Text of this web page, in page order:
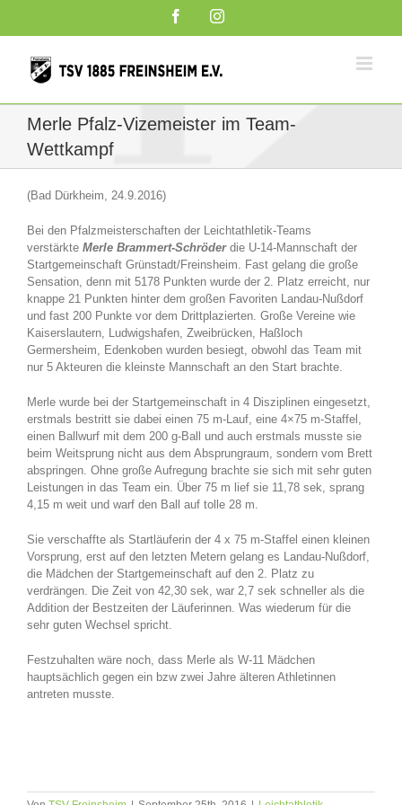
FacebookInstagram
Merle Pfalz-Vizemeister im Team-
Wettkampf
(Bad Dürkheim, 24.9.2016)
Bei den Pfalzmeisterschaften der Leichtathletik-Teams
verstärkte Merle Brammert-Schröderdie U-14-Mannschaft der
Startgemeinschaft Grünstadt/Freinsheim. Fast gelang die große
Sensation, denn mit 5178 Punkten wurde der 2. Platz erreicht, nur
knappe 21 Punkten hinter dem großen Favoriten Landau-Nußdorf
und fast 200 Punkte vor dem Drittplazierten. Große Vereine wie
Kaiserslautern, Ludwigshafen, Zweibrücken, Haßloch
Germersheim, Edenkoben wurden besiegt, obwohl das Team mit
nur 5 Akteuren die kleinste Mannschaft an den Start brachte.
Merle wurde bei der Startgemeinschaft in 4 Disziplinen eingesetzt,
erstmals bestritt sie dabei einen 75 m-Lauf, eine 4×75 m-Staffel,
einen Ballwurf mit dem 200 g-Ball und auch erstmals musste sie
beim Weitsprung nicht aus dem Absprungraum, sondern vom Brett
abspringen. Ohne große Aufregung brachte sie sich mit sehr guten
Leistungen in das Team ein. Über 75 m lief sie 11,78 sek, sprang
4,15 m weit und warf den Ball auf tolle 28 m.
Sie verschaffte als Startläuferin der 4 x 75 m-Staffel einen kleinen
Vorsprung, erst auf den letzten Metern gelang es Landau-Nußdorf,
die Mädchen der Startgemeinschaft auf den 2. Platz zu
verdrängen. Die Zeit von 42,30 sek, war 2,7 sek schneller als die
Addition der Bestzeiten der Läuferinnen. Was wiederum für die
sehr guten Wechsel spricht.
Festzuhalten wäre noch, dass Merle als W-11 Mädchen
hauptsächlich gegen ein bzw zwei Jahre älteren Athletinnen
antreten musste.